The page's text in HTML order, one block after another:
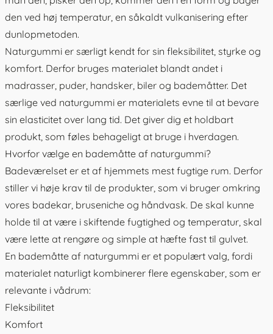
den ved høj temperatur, en såkaldt vulkanisering efter
dunlopmetoden.
Naturgummi er særligt kendt for sin fleksibilitet, styrke og
komfort. Derfor bruges materialet blandt andet i
madrasser, puder, handsker, biler og bademåtter. Det
særlige ved naturgummi er materialets evne til at bevare
sin elasticitet over lang tid. Det giver dig et holdbart
produkt, som føles behageligt at bruge i hverdagen.
Hvorfor vælge en bademåtte af naturgummi?
Badeværelset er et af hjemmets mest fugtige rum. Derfor
stiller vi høje krav til de produkter, som vi bruger omkring
vores badekar, bruseniche og håndvask. De skal kunne
holde til at være i skiftende fugtighed og temperatur, skal
være lette at rengøre og simple at hæfte fast til gulvet.
En bademåtte af naturgummi er et populært valg, fordi
materialet naturligt kombinerer flere egenskaber, som er
relevante i vådrum:
Fleksibilitet
Komfort